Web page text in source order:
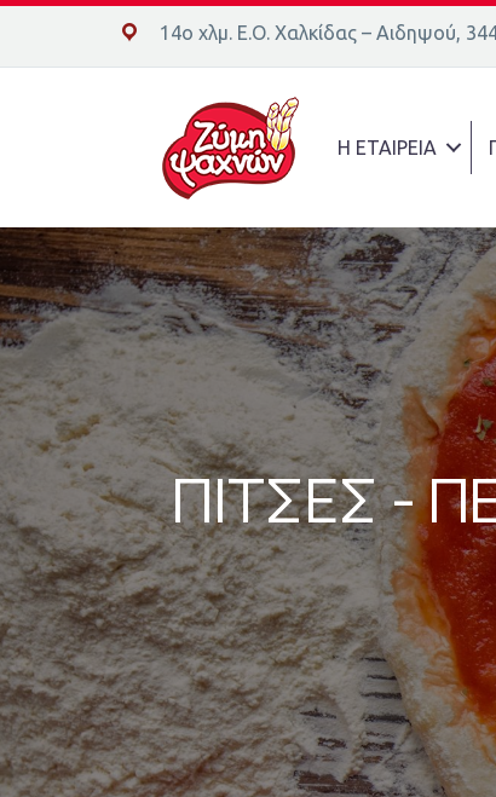
14ο χλμ. Ε.Ο. Χαλκίδας – Αιδηψού, 34400
14ο χλμ. Ε.Ο. Χαλκίδας – Αιδηψού,
Η ΕΤΑΙΡΕΙΑ
ΠΙΤΣΕΣ -